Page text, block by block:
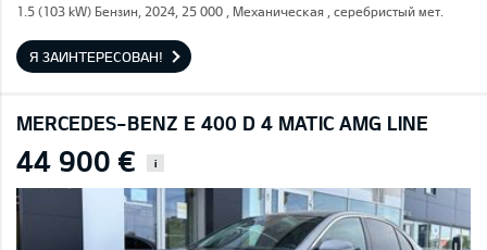
1.5 (103 kW) Бензин, 2024, 25 000 , Механическая , серебристый мет.
Я ЗАИНТЕРЕСОВАН!
MERCEDES-BENZ E 400 D 4 MATIC AMG LINE
44 900 € i